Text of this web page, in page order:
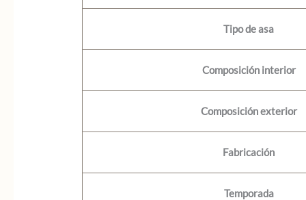
Tipo de asa
Composición interior
Composición exterior
Fabricación
Temporada